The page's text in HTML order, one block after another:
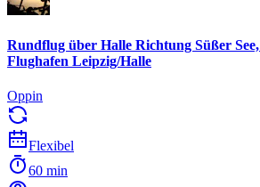
Rundflug über Halle Richtung Süßer
Flughafen Leipzig/Halle
Oppin
Flexibel
60 min